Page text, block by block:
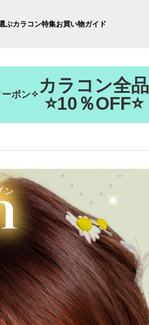
ぶカラコン特集お買い物ガイド
ーポン✧ カラコン全品
⭐10％OFF⭐